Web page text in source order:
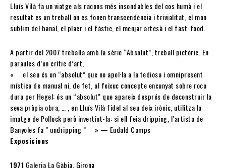
Lluís Vilà fa un viatge als racons més insondables del cos humà i el
resultat es un treball on es fonen transcendència i trivialitat, el mon
sublim del banal, el plaer i el fàstic, el menjar artesà i el fast-food.
A partir del 2007 treballa amb la sèrie “Absolut”, treball pictòric. En
paraules d’un crític d’art,
« el seu és un “absolut” que no apel·la a la tediosa i omnipresent
mística de manual ni, de fet, al feixuc concepte encunyat sobre roca
dura per Hegel: és un “absolut” que apareix després de deconstruir la
seva pròpia obra, … , en Lluís Vilà fidel al seu deix irònic, utilitza la
imatge de Pollock però invertint-la: si ell feia dripping, l’artista de
Banyoles fa ” undripping ” » — Eudald Camps
Exposicions
1971 Galeria La Gàbia, Girona